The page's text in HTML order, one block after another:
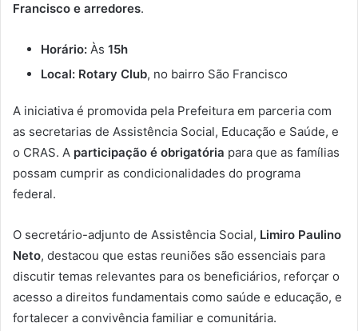
Francisco e arredores.
Horário: Às 15h
Local: Rotary Club, no bairro São Francisco
A iniciativa é promovida pela Prefeitura em parceria com
as secretarias de Assistência Social, Educação e Saúde, e
o CRAS. A participação é obrigatória para que as famílias
possam cumprir as condicionalidades do programa
federal.
O secretário-adjunto de Assistência Social, Limiro Paulino
Neto, destacou que estas reuniões são essenciais para
discutir temas relevantes para os beneficiários, reforçar o
acesso a direitos fundamentais como saúde e educação, e
fortalecer a convivência familiar e comunitária.